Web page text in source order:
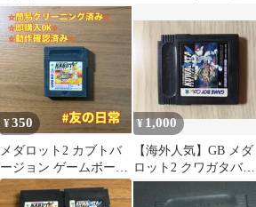
¥350
メダロット2 カブトバ
ージョン ゲームボーイ
カラー ソフト 95-9
¥1,000
​【海外人気】GB メダ
ロット2 クワガタバー
ジョン / Medabots